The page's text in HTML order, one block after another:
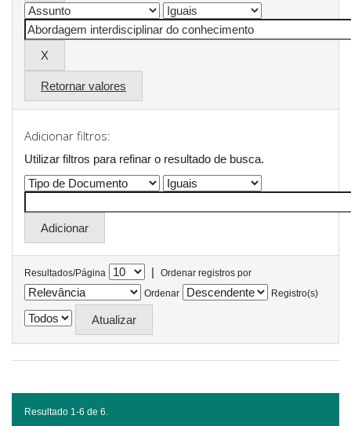
Retornar valores
Adicionar filtros:
Utilizar filtros para refinar o resultado de busca.
Resultados/Página |
Ordenar registros por
Ordenar
Registro(s)
Resultado 1-6 de 6.